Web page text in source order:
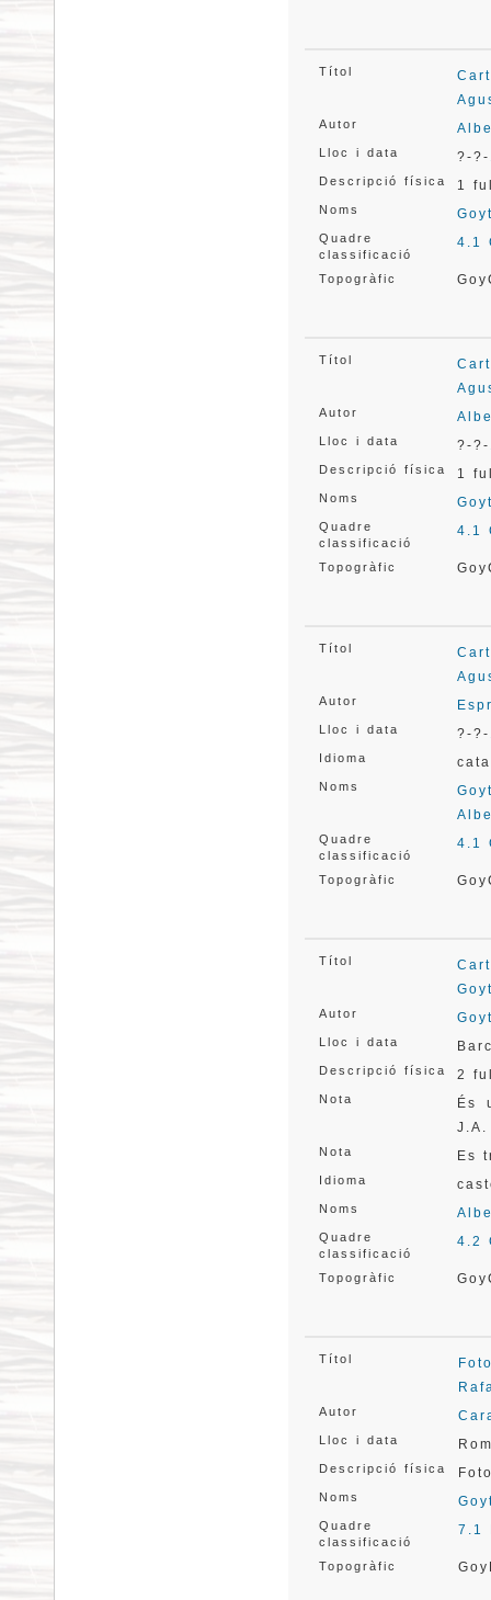
Títol
Autor
Lloc i data ?-?-
Descripció física 1
Noms
Quadre
classificació
4.1
Topogràfic
Títol
Autor
Lloc i data ?-?-
Descripció física 1
Noms
Quadre
classificació
4.1
Topogràfic
Títol
Autor
Lloc i data ?-?-
Idioma
Noms
Quadre
classificació
4.1
Topogràfic
Títol
Autor
Lloc i data
Descripció física 2
Nota
És
Nota Es
Idioma
Noms
Quadre
classificació
4.2
Topogràfic
Títol
Autor
Lloc i data
Descripció física
Noms
Quadre
classificació
7.1
Topogràfic